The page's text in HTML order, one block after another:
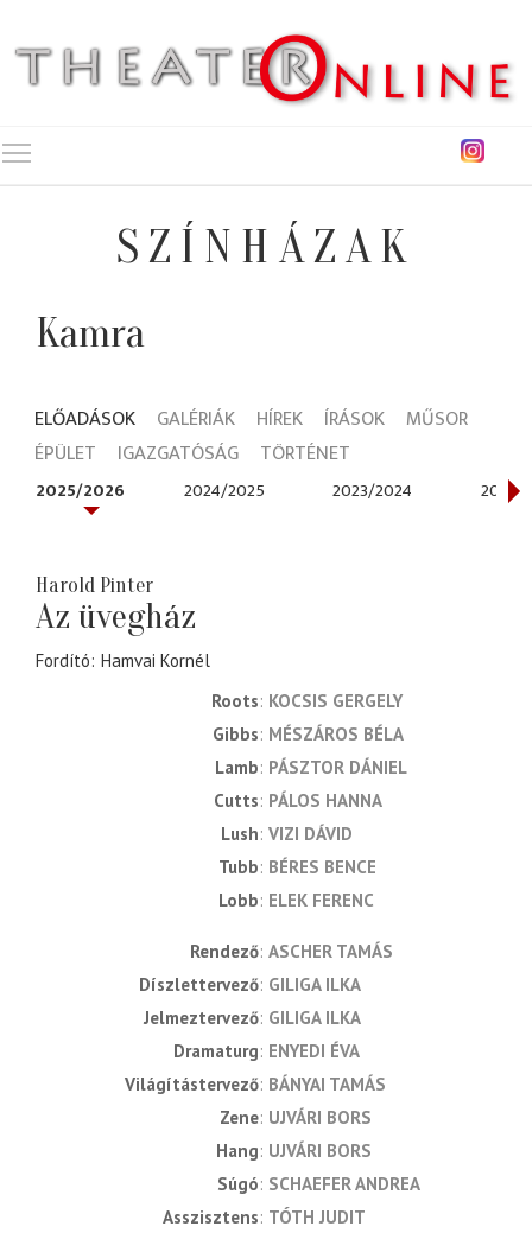
SZÍNHÁZAK
Kamra
ELŐADÁSOK GALÉRIÁK HÍREK ÍRÁSOK
MŰSOR
ÉPÜLET
IGAZGATÓSÁG TÖRTÉNET
2025/2026 2024/2025 2023/2024 2022/
Harold Pinter
Az üvegház
Fordító Hamvai Kornél
Roots KOCSIS GERGELY
Gibbs MÉSZÁROS BÉLA
Lamb PÁSZTOR DÁNIEL
Cutts PÁLOS HANNA
Lush VIZI DÁVID
Tubb BÉRES BENCE
Lobb ELEK FERENC
rendező ASCHER TAMÁS
díszlettervező GILIGA ILKA
jelmeztervező GILIGA ILKA
dramaturg ENYEDI ÉVA
világítástervező BÁNYAI TAMÁS
zene UJVÁRI BORS
hang UJVÁRI BORS
súgó SCHAEFER ANDREA
asszisztens TÓTH JUDIT